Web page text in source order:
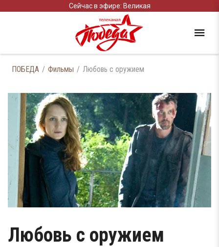
Сейчас в эфире: Великая
ПОБЕДА Фильмы Любовь с оружием
Любовь с оружием